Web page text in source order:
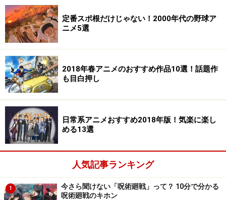
ードアート・オンライン』もスピンオフを含めて4度目
のテレビシリーズとなります。原作小説の第4部にあた
るアリシゼーションは大長編となっており、アニメも4
クール構成で展開されるとのこと！これは深夜アニメと
しては異例の事態と言えます！
第1部と同じく、主人公キリトがログアウトが不可能な
ゲーム世界に閉じ込められるところから始まる今作。自
分の身に起こった事件と新たな世界の謎を解明しながら
現実世界への帰還を目指す冒険が始まります。魅力的な
ファンタジー世界と激しいアクション、たくさんの可愛
らしいキャラクターというエンターテイメントに振り切
った本シリーズは2010年代アニメの代表格とも言えるで
しょう！
定番スポ根だけじゃない！2000年代の野球ア
ニメ5選
2018年春アニメのおすすめ作品10選！話題作
も目白押し
日常系アニメおすすめ2018年版！気楽に楽し
める13選
人気記事ランキング
1
今さら聞けない「呪術廻戦」って？ 10分で分かる
呪術廻戦のキホン